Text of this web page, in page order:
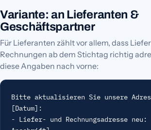
Variante: an Lieferanten &
Geschäftspartner
Für Lieferanten zählt vor allem, dass
Rechnungen ab dem Stichtag richtig
diese Angaben nach vorne:
Bitte aktualisieren Sie unsere
[Datum]:
- Liefer- und Rechnungsadresse neu: